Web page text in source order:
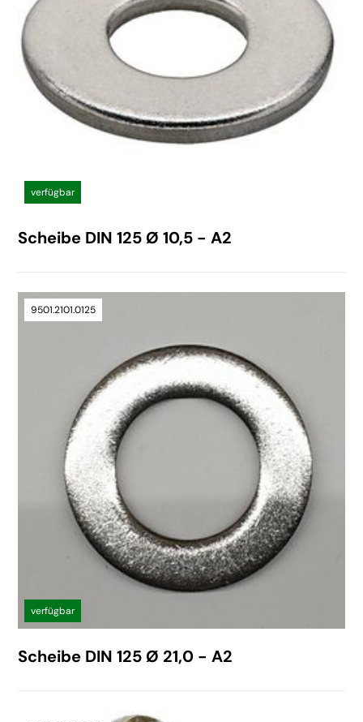
verfügbar
Scheibe DIN 125 Ø 10,5 - A2
9501.2101.0125
verfügbar
Scheibe DIN 125 Ø 21,0 - A2